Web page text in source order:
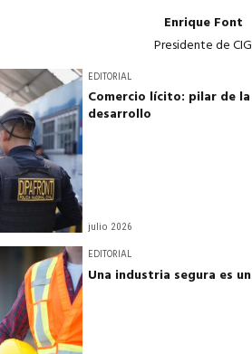
Enrique Font
Presidente de CIG
EDITORIAL
Comercio lícito: pilar de
desarrollo
julio 2026
EDITORIAL
Una industria segura es